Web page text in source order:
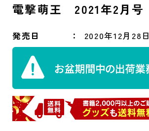
電撃萌王 2021年2月号
発売日 2020年12月28日